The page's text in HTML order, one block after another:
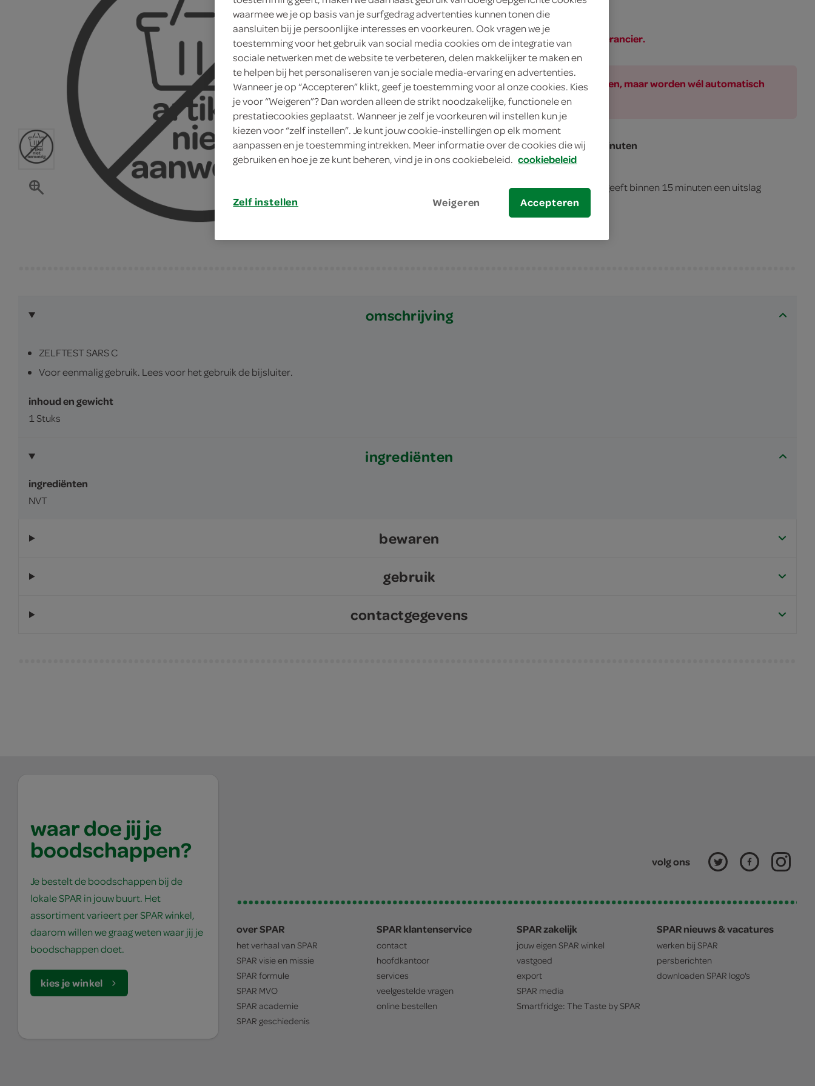
1 Stuks
Dit product is niet meer leverbaar vanuit SPAR of de leverancier.
Let op: aanbiedingen zijn niet zichtbaar bij de producten, maar worden wél automatisch
verwerkt in de winkelmand.
officieel goedgekeurde sneltest met uitslag binnen 15 minuten
officieel goedgekeurd als zelftest!
bestaat uit 1 testkit met daarin alle benodigdheden en geeft binnen 15 minuten een uitslag
zolang de voorraad strekt
omschrijving
ZELFTEST SARS C
Voor eenmalig gebruik. Lees voor het gebruik de bijsluiter.
inhoud en gewicht
1 Stuks
ingrediënten
ingrediënten
NVT
bewaren
gebruik
contactgegevens
waar doe jij je
boodschappen?
Je bestelt de boodschappen bij de
lokale SPAR in jouw buurt. Het
assortiment varieert per SPAR winkel,
daarom willen we graag weten waar jij je
boodschappen doet.
kies je winkel
volg ons
over SPAR
het verhaal van SPAR
SPAR visie en missie
SPAR formule
SPAR MVO
SPAR academie
SPAR geschiedenis
SPAR klantenservice
contact
hoofdkantoor
services
veelgestelde vragen
online bestellen
SPAR zakelijk
jouw eigen SPAR winkel
vastgoed
export
SPAR media
Smartfridge: The Taste bySPAR
SPAR nieuws & vacatures
werken bij SPAR
persberichten
downloaden SPAR logo's
waarmee we je op basis van je surfgedrag advertenties kunnen tonen die
aansluiten bij je persoonlijke interesses en voorkeuren. Ook vragen we je
toestemming voor het gebruik van social media cookies om de integratie van
sociale netwerken met de website te verbeteren, delen makkelijker te maken en
te helpen bij het personaliseren van je sociale media-ervaring en advertenties.
Wanneer je op “Accepteren” klikt, geef je toestemming voor al onze cookies. Kies
je voor “Weigeren”? Dan worden alleen de strikt noodzakelijke, functionele en
prestatiecookies geplaatst. Wanneer je zelf je voorkeuren wil instellen kun je
kiezen voor “zelf instellen”. Je kunt jouw cookie-instellingen op elk moment
aanpassen en je toestemming intrekken. Meer informatie over de cookies die wij
gebruiken en hoe je ze kunt beheren, vind je in ons cookiebeleid. cookiebeleid
Zelf instellen Weigeren Accepteren